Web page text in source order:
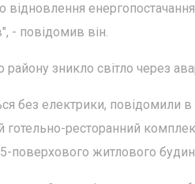
- повідомив він.
зникло світло через
без електрики, повідомили в
ресторанний
поверхового житлового